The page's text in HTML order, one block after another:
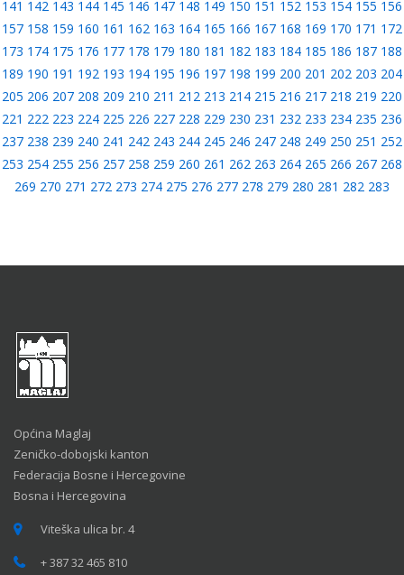
141 142 143 144 145 146 147 148 149 150 151 152 153 154 155 156
157 158 159 160 161 162 163 164 165 166 167 168 169 170 171 172
173 174 175 176 177 178 179 180 181 182 183 184 185 186 187 188
189 190 191 192 193 194 195 196 197 198 199 200 201 202 203 204
205 206 207 208 209 210 211 212 213 214 215 216 217 218 219 220
221 222 223 224 225 226 227 228 229 230 231 232 233 234 235 236
237 238 239 240 241 242 243 244 245 246 247 248 249 250 251 252
253 254 255 256 257 258 259 260 261 262 263 264 265 266 267 268
269 270 271 272 273 274 275 276 277 278 279 280 281 282 283
Općina Maglaj
Zeničko-dobojski kanton
Federacija Bosne i Hercegovine
Bosna i Hercegovina
Viteška ulica br. 4
+ 387 32 465 810